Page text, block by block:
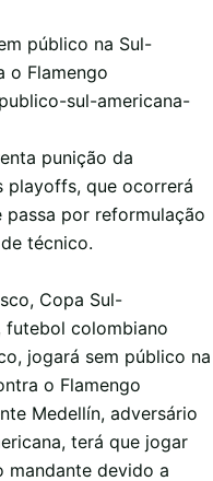
público na Sul-
o Flamengo
sul-americana-
punição da
playoffs, que ocorrerá
por reformulação
técnico.
Copa Sul-
futebol colombiano
jogará sem público na
o Flamengo
Medellín, adversário
terá que jogar
mandante devido a